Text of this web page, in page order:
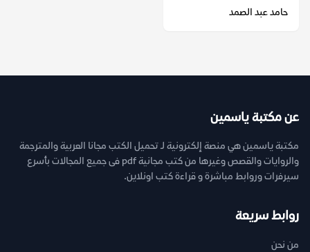
حامد عبد الصمد
عن مكتبة ياسمين
مكتبة ياسمين هي منصة إلكترونية لـ تحميل الكتب مجانا العربية والمترجمة
والروايات والقصص وغيرها من كتب مجانية pdf فى جميع المجالات بأسرع
سيرفرات وروابط مباشرة و قراءة كتب اونلاين.
روابط سريعة
من نحن